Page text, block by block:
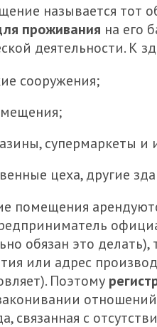
называется тот
проживания на его
деятельности. К
сооружения;
супермаркеты
цеха, другие
помещения
обязан это
или адрес
Поэтому
связанная с